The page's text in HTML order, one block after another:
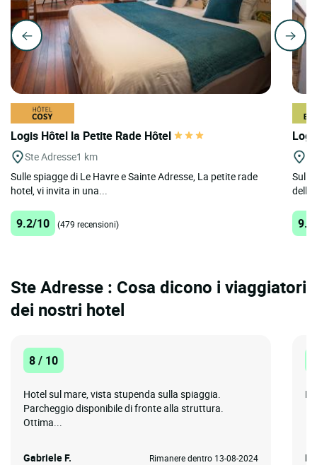
Logis Hôtel la Petite Rade Hôtel
Ste Adresse1 km
Sulle spiagge di Le Havre e Sainte Adresse, La petite rade
hotel, vi invita in una...
9.2/10 (479 recensioni)
Sulle
Ste Adresse : Cosa dicono i viaggiatori
dei nostri hotel
8 / 10
Hotel sul mare, vista stupenda sulla spiaggia.
Parcheggio disponibile di fronte alla struttura.
Ottima...
Gabriele F. Rimanere dentro 13-08-2024